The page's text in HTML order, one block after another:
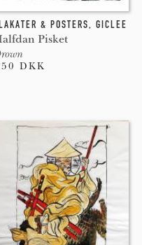
& POSTERS, GICLEE
Pisket
DKK